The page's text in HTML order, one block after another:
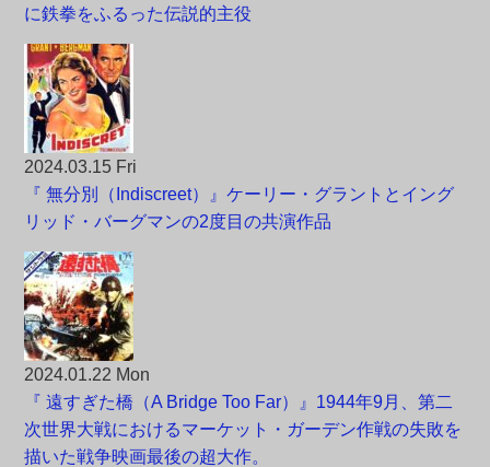
に鉄拳をふるった伝説的主役
2024.03.15 Fri
『 無分別（Indiscreet）』ケーリー・グラントとイング
リッド・バーグマンの2度目の共演作品
2024.01.22 Mon
『 遠すぎた橋（A Bridge Too Far）』1944年9月、第二
次世界大戦におけるマーケット・ガーデン作戦の失敗を
描いた戦争映画最後の超大作。